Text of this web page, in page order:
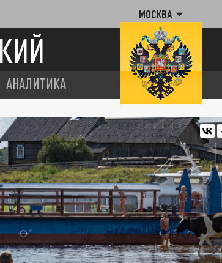
МОСКВА
АНАЛИТИКА